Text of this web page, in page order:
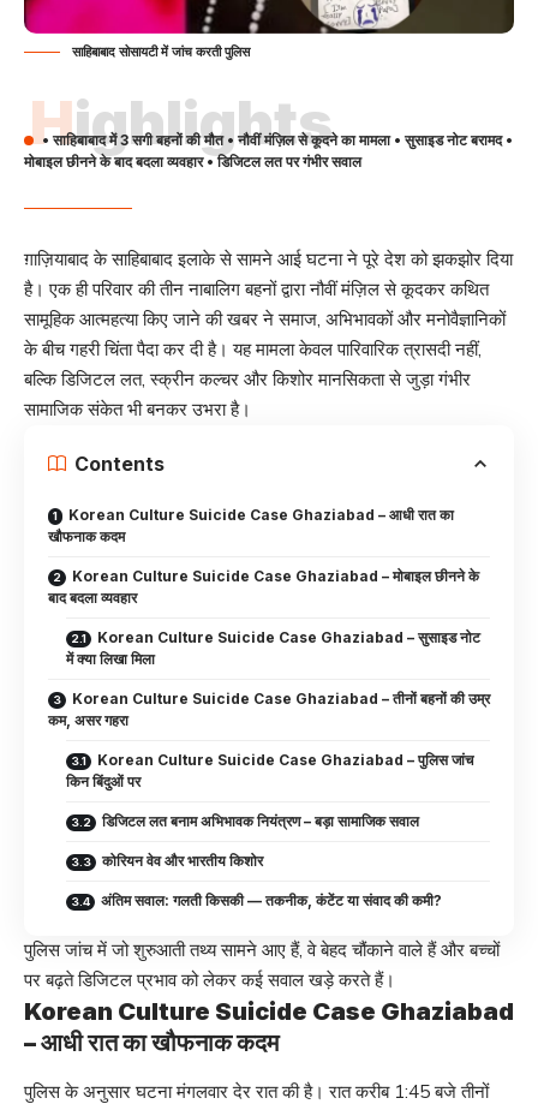
साहिबाबाद सोसायटी में जांच करती पुलिस
Highlights
• साहिबाबाद में 3 सगी बहनों की मौत • नौवीं मंज़िल से कूदने का मामला • सुसाइड नोट बरामद •
मोबाइल छीनने के बाद बदला व्यवहार • डिजिटल लत पर गंभीर सवाल
ग़ाज़ियाबाद के साहिबाबाद इलाके से सामने आई घटना ने पूरे देश को झकझोर दिया
है। एक ही परिवार की तीन नाबालिग बहनों द्वारा नौवीं मंज़िल से कूदकर कथित
सामूहिक आत्महत्या किए जाने की खबर ने समाज, अभिभावकों और मनोवैज्ञानिकों
के बीच गहरी चिंता पैदा कर दी है। यह मामला केवल पारिवारिक त्रासदी नहीं,
बल्कि डिजिटल लत, स्क्रीन कल्चर और किशोर मानसिकता से जुड़ा गंभीर
सामाजिक संकेत भी बनकर उभरा है।
Contents
Korean Culture Suicide Case Ghaziabad – आधी रात का
खौफनाक कदम
Korean Culture Suicide Case Ghaziabad – मोबाइल छीनने के
बाद बदला व्यवहार
Korean Culture Suicide Case Ghaziabad – सुसाइड नोट
में क्या लिखा मिला
Korean Culture Suicide Case Ghaziabad – तीनों बहनों की उम्र
कम, असर गहरा
Korean Culture Suicide Case Ghaziabad – पुलिस जांच
किन बिंदुओं पर
डिजिटल लत बनाम अभिभावक नियंत्रण – बड़ा सामाजिक सवाल
कोरियन वेव और भारतीय किशोर
अंतिम सवाल: गलती किसकी — तकनीक, कंटेंट या संवाद की कमी?
पुलिस जांच में जो शुरुआती तथ्य सामने आए हैं, वे बेहद चौंकाने वाले हैं और बच्चों
पर बढ़ते डिजिटल प्रभाव को लेकर कई सवाल खड़े करते हैं।
Korean Culture Suicide Case Ghaziabad
– आधी रात का खौफनाक कदम
पुलिस के अनुसार घटना मंगलवार देर रात की है। रात करीब 1:45 बजे तीनों